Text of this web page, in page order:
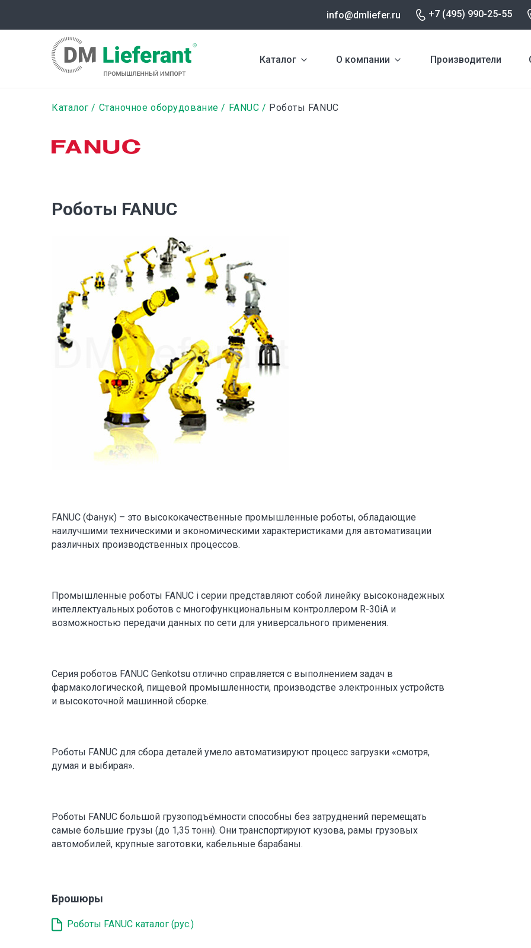
содержанию
info@dmliefer.ru +7 (495) 990-25-55
Каталог О компании Производители
Строка
навигации
Каталог Станочное оборудование FANUC Роботы FANUC
Роботы FANUC
FANUC (Фанук) – это высококачественные промышленные роботы, обладающие
наилучшими техническими и экономическими характеристиками для автоматизации
различных производственных процессов.
Промышленные роботы FANUC i серии представляют собой линейку высоконадежных
интеллектуальных роботов с многофункциональным контроллером R-30iA и
возможностью передачи данных по сети для универсального применения.
Серия роботов FANUC Genkotsu отлично справляется с выполнением задач в
фармакологической, пищевой промышленности, производстве электронных устройств
и высокоточной машинной сборке.
Роботы FANUC для сбора деталей умело автоматизируют процесс загрузки «смотря,
думая и выбирая».
Роботы FANUC большой грузоподъёмности способны без затруднений перемещать
самые большие грузы (до 1,35 тонн). Они транспортируют кузова, рамы грузовых
автомобилей, крупные заготовки, кабельные барабаны.
Брошюры
Роботы FANUC каталог (рус.)